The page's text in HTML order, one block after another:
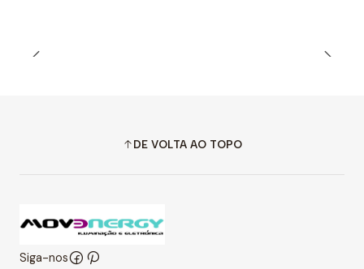
DE VOLTA AO TOPO
Siga-nos